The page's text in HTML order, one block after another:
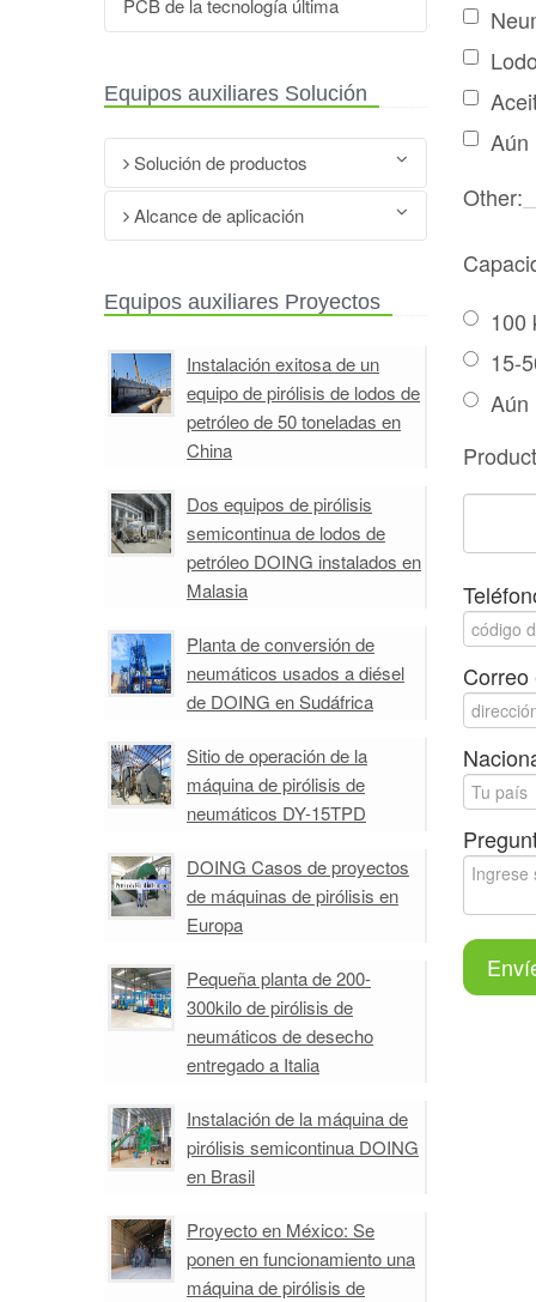
PCB de la tecnología última
Equipos auxiliares Solución
Solución de productos
El uso de los productos de pirolisis
Sistema de destilación de aceite
cauchos de desecho
desecho
Máquina de pirolisis de aceite de
neumáticos de desecho
Alcance de aplicación
Reciclaje de recursos renovables
Equipos auxiliares Proyectos
Instalación exitosa de un
equipo de pirólisis de lodos de
petróleo de 50 toneladas en
China
Dos equipos de pirólisis
semicontinua de lodos de
petróleo DOING instalados en
Malasia
Planta de conversión de
neumáticos usados a diésel
de DOING en Sudáfrica
Sitio de operación de la
máquina de pirólisis de
neumáticos DY-15TPD
DOING Casos de proyectos
de máquinas de pirólisis en
Europa
Pequeña planta de 200-
300kilo de pirólisis de
neumáticos de desecho
entregado a Italia
Instalación de la máquina de
pirólisis semicontinua DOING
en Brasil
Proyecto en México: Se
ponen en funcionamiento una
máquina de pirólisis de
Aún
Other:
100
15-
Aún
Correo